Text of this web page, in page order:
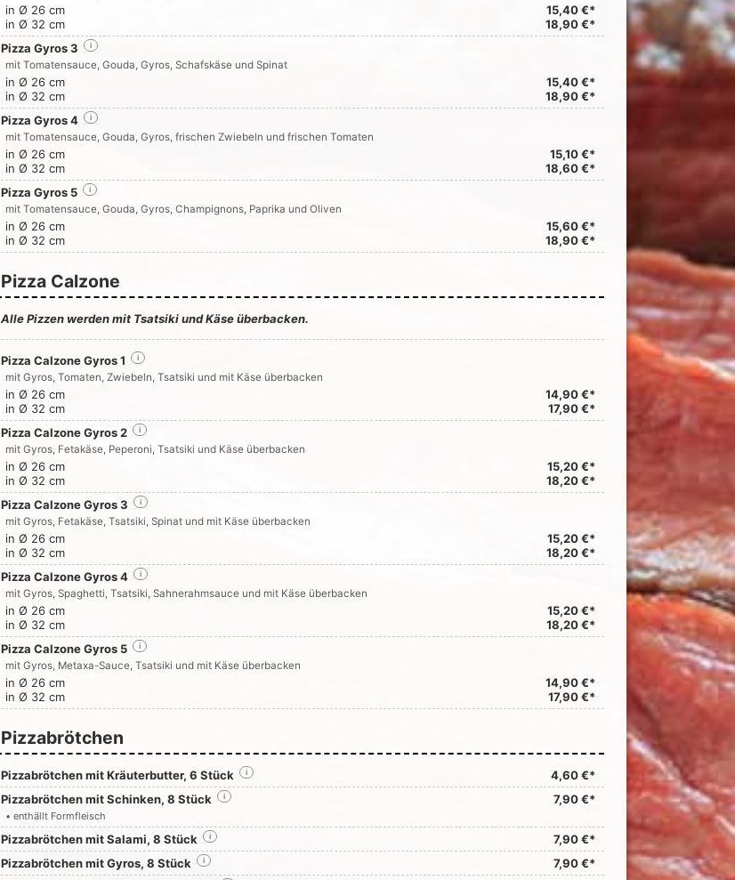
in Ø 26 cm
15,40 €*
in Ø 32 cm
18,90 €*
Pizza Gyros 3
i
mit Tomatensauce, Gouda, Gyros, Schafskäse und Spinat
in Ø 26 cm
15,40 €*
in Ø 32 cm
18,90 €*
Pizza Gyros 4
i
mit Tomatensauce, Gouda, Gyros, frischen Zwiebeln und frischen Tomaten
in Ø 26 cm
15,10 €*
in Ø 32 cm
18,60 €*
Pizza Gyros 5
i
mit Tomatensauce, Gouda, Gyros, Champignons, Paprika und Oliven
in Ø 26 cm
15,60 €*
in Ø 32 cm
18,90 €*
Pizza Calzone
Alle Pizzen werden mit Tsatsiki und Käse überbacken.
Pizza Calzone Gyros 1 i
mit Gyros, Tomaten, Zwiebeln, Tsatsiki und mit Käse überbacken
in Ø 26 cm
14,90 €*
in Ø 32 cm
17,90 €*
Pizza Calzone Gyros 2
i
mit Gyros, Fetakäse, Peperoni, Tsatsiki und Käse überbacken
in Ø 26 cm
15,20 €*
in Ø 32 cm
18,20 €*
Pizza Calzone Gyros 3
i
mit Gyros, Fetakäse, Tsatsiki, Spinat und mit Käse überbacken
in Ø 26 cm
15,20 €*
in Ø 32 cm
18,20 €*
Pizza Calzone Gyros 4
i
mit Gyros, Spaghetti, Tsatsiki, Sahnerahmsauce und mit Käse überbacken
in Ø 26 cm
15,20 €*
in Ø 32 cm
18,20 €*
Pizza Calzone Gyros 5
i
mit Gyros, Metaxa-Sauce, Tsatsiki und mit Käse überbacken
in Ø 26 cm
14,90 €*
in Ø 32 cm
17,90 €*
Pizzabrötchen
Pizzabrötchen mit Kräuterbutter, 6 Stück 4,60 €*
i
Pizzabrötchen mit Schinken, 8 Stück 7,90 €*
i
• enthällt Formfleisch
Pizzabrötchen mit Salami, 8 Stück 7,90 €*
i
Pizzabrötchen mit Gyros, 8 Stück 7,90 €*
i